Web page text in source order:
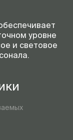
уровне
и световое